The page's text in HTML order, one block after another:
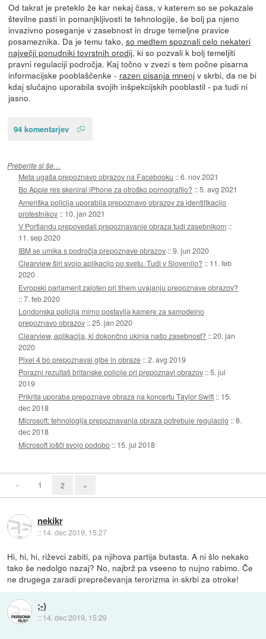
Od takrat je preteklo že kar nekaj časa, v katerem so se pokazale
številne pasti in pomanjkljivosti te tehnologije, še bolj pa njeno
invazivno poseganje v zasebnost in druge temeljne pravice
posameznika. Da je temu tako, so medtem spoznali celo nekateri
največji ponudniki tovrstnih orodij, ki so pozvali k bolj temeljiti
pravni regulaciji področja. Kaj točno v zvezi s tem počne pisarna
informacijske pooblaščenke - razen pisanja mnenjv skrbi, da ne bi
kdaj slučajno uporabila svojih inšpekcijskih pooblastil - pa tudi ni
jasno.
94 komentarjev
Preberite si še…
Meta ugaša prepoznavo obrazov na Facebooku ::6. nov 2021
Bo Apple res skeniral iPhone za otroško pornografijo? ::5. avg 2021
Ameriška policija uporabila prepoznavo obrazov za identifikacijo
protestnikov :: 10. jan 2021
V Portlandu prepovedali prepoznavanje obraza tudi zasebnikom ::
11. sep 2020
IBM se umika s področja prepoznave obrazov ::9. jun 2020
Clearview širi svojo aplikacijo po svetu. Tudi v Slovenijo? :: 11. feb
2020
Evropski parlament zaloten pri tihem uvajanju prepoznave obrazov?
::7. feb 2020
Londonska policija mirno postavlja kamere za samodejno
prepoznavo obrazov ::25. jan 2020
Clearview, aplikacija, ki dokončno ukinja našo zasebnost? ::20. jan
2020
Pixel 4 bo prepoznaval gibe in obraze ::2. avg 2019
Porazni rezultati britanske policije pri prepoznavi obrazov ::5. jul
2019
Prikrita uporaba prepoznave obraza na koncertu Taylor Swift :: 15.
dec 2018
Microsoft: tehnologija prepoznavanja obraza potrebuje regulacijo ::8.
dec 2018
Microsoft lošči svojo podobo :: 15. jul 2018
« 1 2 »
nekikr
:: 14. dec 2019, 15:27
Hi, hi, hi, riževci zabiti, pa njihova partija butasta. A ni šlo nekako
tako še nedolgo nazaj? No, najbrž pa vseeno to nujno rabimo. Če
ne drugega zaradi preprečevanja terorizma in skrbi za otroke!
;-)
:: 14. dec 2019, 15:29